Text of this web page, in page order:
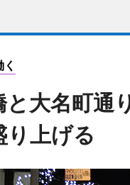
と大名町通
り上げる